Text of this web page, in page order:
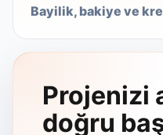
Bayilik, bakiye ve
Projenizi
doğru